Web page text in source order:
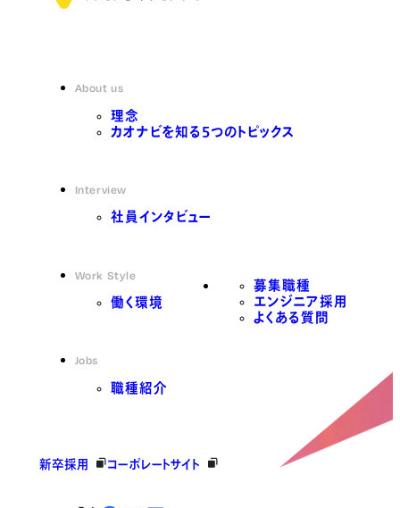
About us
理念
カオナビを知る5つのトピックス
Interview
社員インタビュー
Work Style
働く環境
Jobs
職種紹介
募集職種
エンジニア採用
よくある質問
新卒採用 コーポレートサイト